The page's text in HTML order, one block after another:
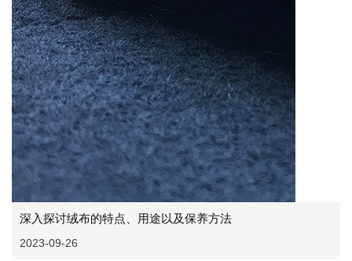
深入探讨绒布的特点、用途以及保养方法
2023-09-26